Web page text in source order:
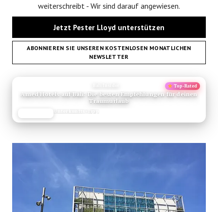
weiterschreibt - Wir sind darauf angewiesen.
Jetzt Pester Lloyd unterstützen
ABONNIEREN SIE UNSEREN KOSTENLOSEN MONATLICHEN
NEWSLETTER
Top-Rated
Amed Hotels auf Bali: Die besten Empfehlungen für deinen
Traumurlaub